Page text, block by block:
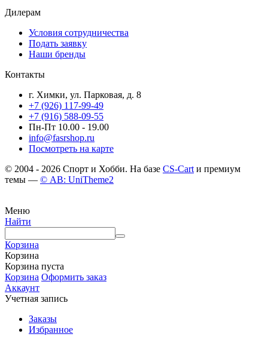
Дилерам
Условия сотрудничества
Подать заявку
Наши бренды
Контакты
г. Химки, ул. Парковая, д. 8
+7 (926) 117-99-49
+7 (916) 588-09-55
Пн-Пт 10.00 - 19.00
info@fasrshop.ru
Посмотреть на карте
© 2004 - 2026 Спорт и Хобби. На базе CS-Cart и премиум
темы — © AB: UniTheme2
Меню
Найти
Корзина
Корзина
Корзина пуста
Корзина Оформить заказ
Аккаунт
Учетная запись
Заказы
Избранное